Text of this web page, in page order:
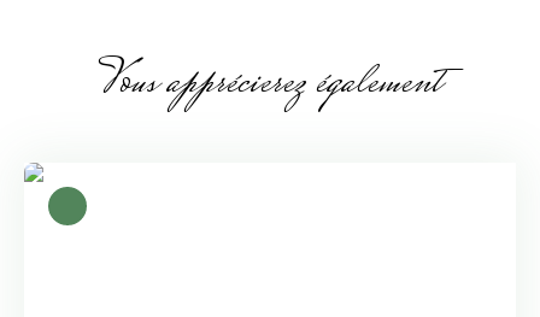
Vous apprécierez également